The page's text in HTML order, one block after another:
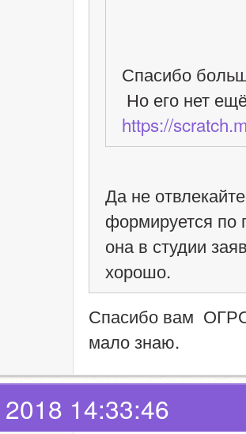
Спасибо
Но его нет
https://
Да не
формируется по
она в студии
хорошо.
Спасибо вам
мало знаю.
14:33:46